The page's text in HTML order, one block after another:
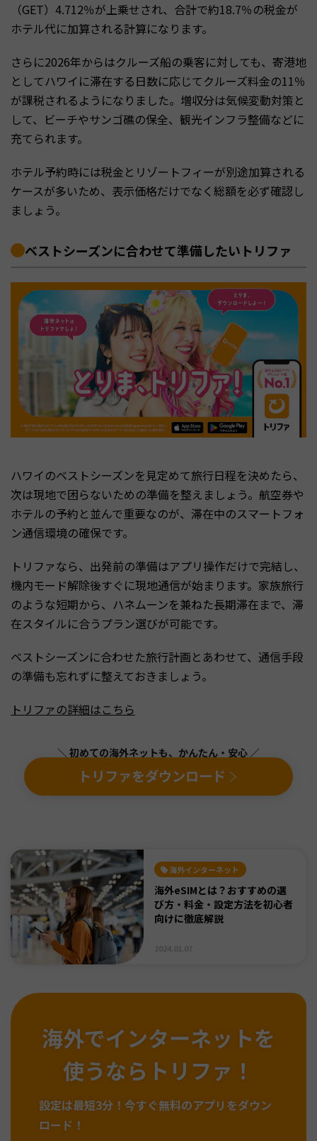
（GET）4.712％が上乗せされ、合計で約18.7％の税金が
ホテル代に加算される計算になります。
さらに2026年からはクルーズ船の乗客に対しても、寄港地
としてハワイに滞在する日数に応じてクルーズ料金の11％
が課税されるようになりました。増収分は気候変動対策と
して、ビーチやサンゴ礁の保全、観光インフラ整備などに
充てられます。
ホテル予約時には税金とリゾートフィーが別途加算される
ケースが多いため、表示価格だけでなく総額を必ず確認し
ましょう。
ベストシーズンに合わせて準備したいトリファ
ハワイのベストシーズンを見定めて旅行日程を決めたら、
次は現地で困らないための準備を整えましょう。航空券や
ホテルの予約と並んで重要なのが、滞在中のスマートフォ
ン通信環境の確保です。
トリファなら、出発前の準備はアプリ操作だけで完結し、
機内モード解除後すぐに現地通信が始まります。家族旅行
のような短期から、ハネムーンを兼ねた長期滞在まで、滞
在スタイルに合うプラン選びが可能です。
ベストシーズンに合わせた旅行計画とあわせて、通信手段
の準備も忘れずに整えておきましょう。
トリファの詳細はこちら
＼ 初めての海外ネットも、かんたん・安心 ／
トリファをダウンロード
海外インターネット
海外eSIMとは？おすすめの選
び方・料金・設定方法を初心者
向けに徹底解説
海外でインターネットを
使うならトリファ！
設定は最短3分！ 今すぐ無料のアプリをダウン
ロード！